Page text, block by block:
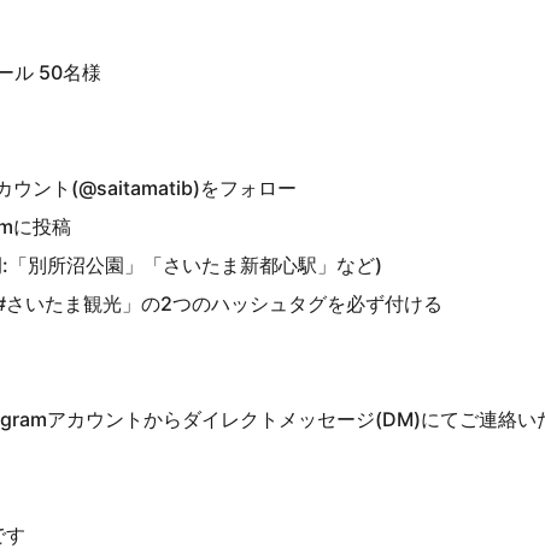
ル 50名様
ント(@saitamatib)をフォロー
に投稿
別所沼公園」「さいたま新都心駅」など)
いたま観光」の2つのハッシュタグを必ず付ける
アカウントからダイレクトメッセージ(DM)にてご連絡い
す